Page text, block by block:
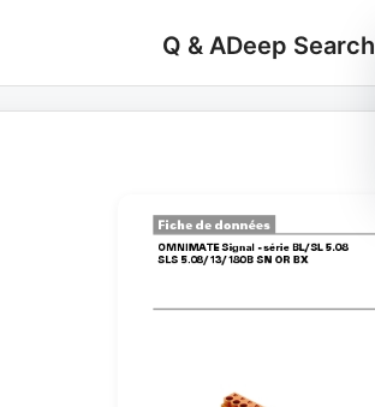
Q & ADeep Search